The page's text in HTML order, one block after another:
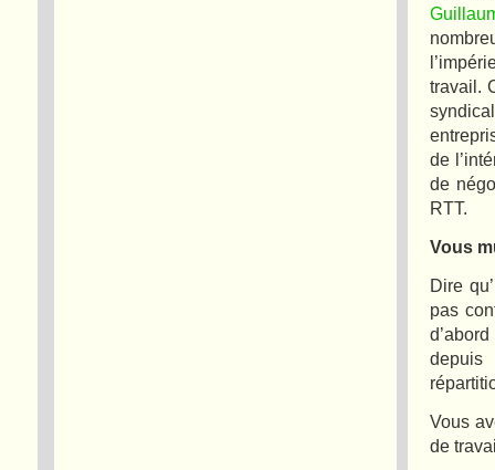
travail.
de
de
RTT.
Vous
Dire
pas
depuis
Vous
de